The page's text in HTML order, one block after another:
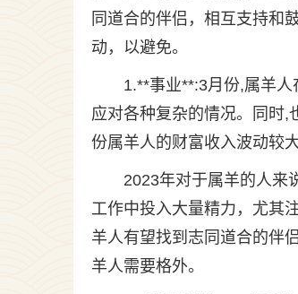
同道合的伴侣，相互支持和
动，以避免。
1.**事业**:3月份,属羊
应对各种复杂的情况。同时,
份属羊人的财富收入波动较
2023年对于属羊的人来
工作中投入大量精力，尤其
羊人有望找到志同道合的伴
羊人需要格外。